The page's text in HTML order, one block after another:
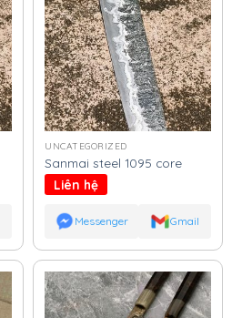
UNCATEGORIZED
Sanmai steel 1095 core
Liên hệ
Messenger Gmail